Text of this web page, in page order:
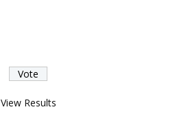
View Results